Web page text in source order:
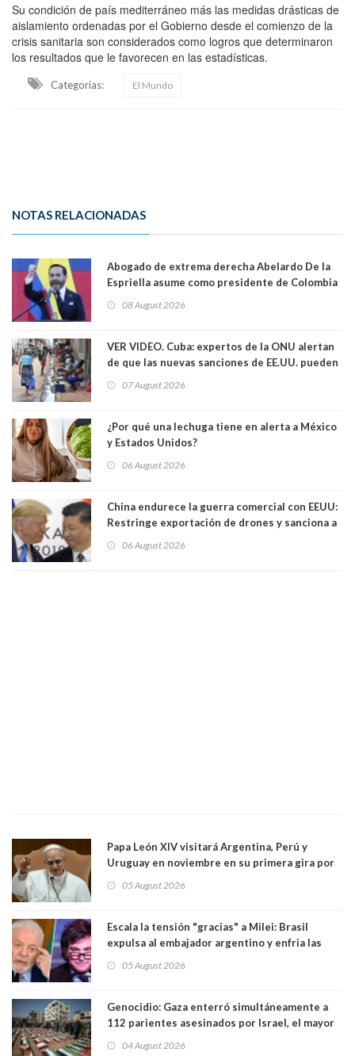
Su condición de país mediterráneo más las medidas drásticas de
aislamiento ordenadas por el Gobierno desde el comienzo de la
crisis sanitaria son considerados como logros que determinaron
los resultados que le favorecen en las estadísticas.
Categorias: El Mundo
NOTAS RELACIONADAS
Abogado de extrema derecha Abelardo De la
Espriella asume como presidente de Colombia
08 August 2026
VER VIDEO. Cuba: expertos de la ONU alertan
de que las nuevas sanciones de EE.UU. pueden
07 August 2026
¿Por qué una lechuga tiene en alerta a México
y Estados Unidos?
06 August 2026
China endurece la guerra comercial con EEUU:
Restringe exportación de drones y sanciona a
06 August 2026
Papa León XIV visitará Argentina, Perú y
Uruguay en noviembre en su primera gira por
05 August 2026
Escala la tensión "gracias" a Milei: Brasil
expulsa al embajador argentino y enfria las
trasandino
05 August 2026
Genocidio: Gaza enterró simultáneamente a
112 parientes asesinados por Israel, el mayor
04 August 2026